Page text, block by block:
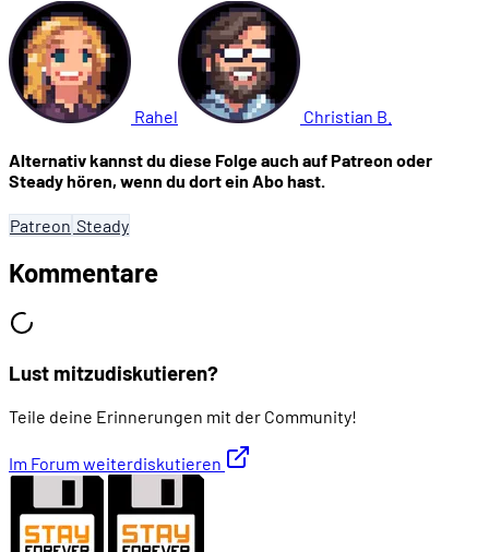
Rahel Christian B.
Alternativ kannst du diese Folge auch auf Patreon oder
Steady hören, wenn du dort ein Abo hast.
Patreon Steady
Kommentare
Lust mitzudiskutieren?
Teile deine Erinnerungen mit der Community!
Im Forum weiterdiskutieren